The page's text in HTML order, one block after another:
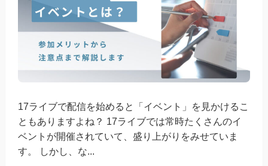
17ライブで配信を始めると「イベント」を見かけるこ
ともありますよね？ 17ライブでは常時たくさんのイ
ベントが開催されていて、盛り上がりをみせていま
す。 しかし、な...